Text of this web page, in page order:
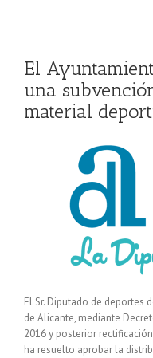
El
una
material
El Sr. Diputado de deportes
de Alicante, mediante
2016 y posterior
ha resuelto aprobar la